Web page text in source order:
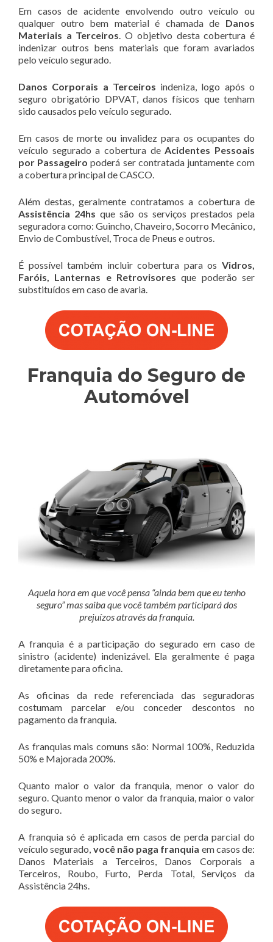
Em casos de acidente envolvendo outro veículo ou
qualquer outro bem material é chamada de Danos
Materiais a Terceiros . O objetivo desta cobertura é
indenizar outros bens materiais que foram avariados
pelo veículo segurado.
Danos Corporais a Terceiros indeniza, logo após o
seguro obrigatório DPVAT, danos físicos que tenham
sido causados pelo veículo segurado.
Em casos de morte ou invalidez para os ocupantes do
veículo segurado a cobertura de Acidentes Pessoais
por Passageiro poderá ser contratada juntamente com
a cobertura principal de CASCO.
Além destas, geralmente contratamos a cobertura de
Assistência 24hs que são os serviços prestados pela
seguradora como: Guincho, Chaveiro, Socorro Mecânico,
Envio de Combustível, Troca de Pneus e outros.
É possível também incluir cobertura para os Vidros,
Faróis, Lanternas e Retrovisores que poderão ser
substituídos em caso de avaria.
Franquia do Seguro de
Automóvel
Aquela hora em que você pensa “ainda bem que eu tenho
seguro” mas saiba que você também participará dos
prejuízos através da franquia.
A franquia é a participação do segurado em caso de
sinistro (acidente) indenizável. Ela geralmente é paga
diretamente para oficina.
As oficinas da rede referenciada das seguradoras
costumam parcelar e/ou conceder descontos no
pagamento da franquia.
As franquias mais comuns são: Normal 100%, Reduzida
50% e Majorada 200%.
Quanto maior o valor da franquia, menor o valor do
seguro. Quanto menor o valor da franquia, maior o valor
do seguro.
A franquia só é aplicada em casos de perda parcial do
veículo segurado, você não paga franquia em casos de:
Danos Materiais a Terceiros, Danos Corporais a
Terceiros, Roubo, Furto, Perda Total, Serviços da
Assistência 24hs.